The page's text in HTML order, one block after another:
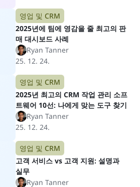
영업 및 CRM
2025년에 팀에 영감을 줄 최고의 판
매 대시보드 사례
Ryan Tanner
25. 12. 24.
영업 및 CRM
2025년 최고의 CRM 작업 관리 소프
트웨어 10선: 나에게 맞는 도구 찾기
Ryan Tanner
25. 12. 24.
영업 및 CRM
고객 서비스 vs 고객 지원: 설명과
실무
Ryan Tanner